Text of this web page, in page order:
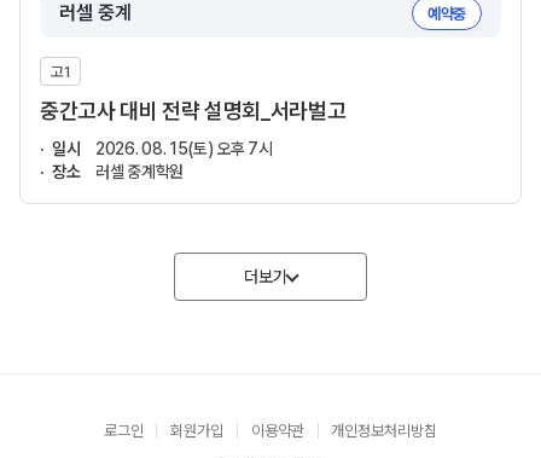
러셀 중계 예약중
고1
중간고사 대비 전략 설명회_서라벌고
일시
2026. 08. 15(토) 오후 7시
장소
러셀 중계학원
더보기
로그인 회원가입 이용약관 개인정보처리방침